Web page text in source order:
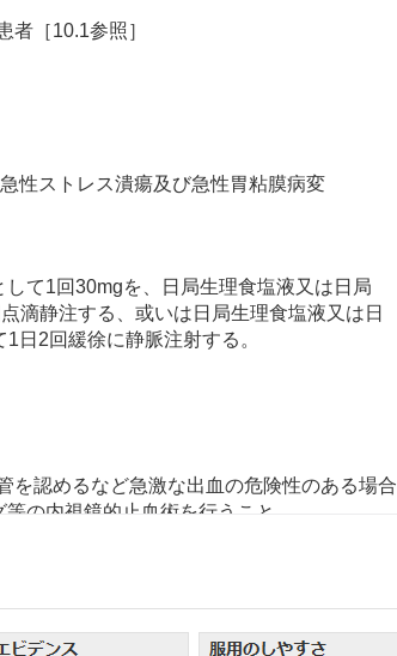
［10.1参照］
性ストレス潰瘍及び急性胃粘膜病変
て1回30mgを、日局生理食塩液又は日局
滴静注する、或いは日局生理食塩液又は日
日2回緩徐に静脈注射する。
認めるなど急激な出血の危険性のある場合
の内視鏡的止血術を行うこと。
［11.1.8参照］